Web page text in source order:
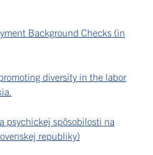
Background Checks (in
diversity in the labor
psychickej spôsobilosti na
republiky)